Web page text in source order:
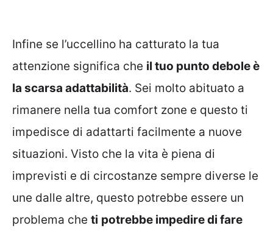
Infine se l’uccellino ha catturato la tua
attenzione significa che il tuo punto debole è
la scarsa adattabilità. Sei molto abituato a
rimanere nella tua comfort zone e questo ti
impedisce di adattarti facilmente a nuove
situazioni. Visto che la vita è piena di
imprevisti e di circostanze sempre diverse le
une dalle altre, questo potrebbe essere un
problema che ti potrebbe impedire di fare